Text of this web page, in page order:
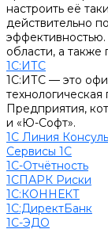
настроить её
действительно
области, а также
1С:ИТС
1С:ИТС — это
Предприятия,
и «Ю-Софт».
1С Линия
Сервисы 1С
1С-Отчётность
1СПАРК Риски
1С:КОННЕКТ
1С:ДиректБанк
1С-ЭДО